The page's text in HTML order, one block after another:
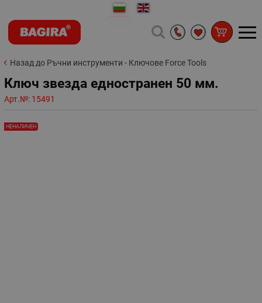
Назад до Ръчни инструменти - Ключове Force Tools
Ключ звезда едностранен 50 мм.
Арт.№: 15491
НЕНАЛИЧЕН